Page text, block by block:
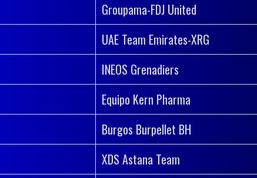
Groupama-FDJ United
UAE Team Emirates-XRG
INEOS Grenadiers
Equipo Kern Pharma
Burgos Burpellet BH
XDS Astana Team